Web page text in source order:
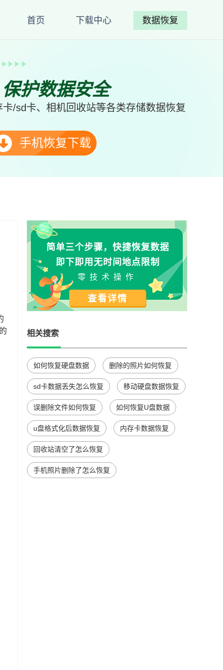
首页 下载中心 数据恢复
护数据安全
/sd卡、相机回收站等各类存储数据恢复
手机恢复下载
简单三个步骤，快捷恢复数据
即下即用无时间地点限制
零技术操作
查看详情
相关搜索
如何恢复硬盘数据 删除的照片如何恢复
sd卡数据丢失怎么恢复 移动硬盘数据恢复
误删除文件如何恢复 如何恢复U盘数据
u盘格式化后数据恢复 内存卡数据恢复
回收站清空了怎么恢复
手机照片删除了怎么恢复